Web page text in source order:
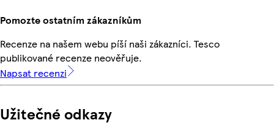
Pomozte ostatním zákazníkům
Recenze na našem webu píší naši zákazníci. Tesco
publikované recenze neověřuje.
Napsat recenzi
Užitečné odkazy